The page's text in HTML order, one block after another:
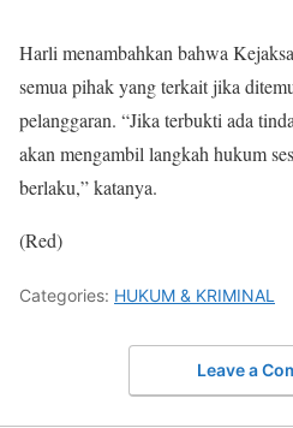
Harli menambahkan bahwa
semua pihak yang terkait jika
pelanggaran. “Jika terbukti ada
akan mengambil langkah hukum
berlaku,” katanya.
(Red)
Categories: HUKUM & KRIMINAL
Leave a